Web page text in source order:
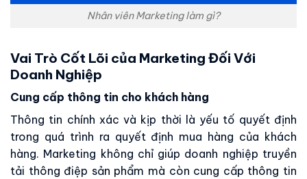
Nhân viên Marketing làm gì?
Vai Trò Cốt Lõi của Marketing Đối Với
Doanh Nghiệp
Cung cấp thông tin cho khách hàng
Thông tin chính xác và kịp thời là yếu tố quyết định
trong quá trình ra quyết định mua hàng của khách
hàng. Marketing không chỉ giúp doanh nghiệp truyền
tải thông điệp sản phẩm mà còn cung cấp thông tin